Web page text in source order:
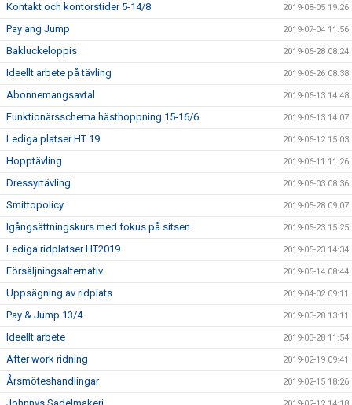
Kontakt och kontorstider 5-14/8 2019-08-05 19:26
Pay ang Jump 2019-07-04 11:56
Bakluckeloppis 2019-06-28 08:24
Ideellt arbete på tävling 2019-06-26 08:38
Abonnemangsavtal 2019-06-13 14:48
Funktionärsschema hästhoppning 15-16/6 2019-06-13 14:07
Lediga platser HT 19 2019-06-12 15:03
Hopptävling 2019-06-11 11:26
Dressyrtävling 2019-06-03 08:36
Smittopolicy 2019-05-28 09:07
Igångsättningskurs med fokus på sitsen 2019-05-23 15:25
Lediga ridplatser HT2019 2019-05-23 14:34
Försäljningsalternativ 2019-05-14 08:44
Uppsägning av ridplats 2019-04-02 09:11
Pay & Jump 13/4 2019-03-28 13:11
Ideellt arbete 2019-03-28 11:54
After work ridning 2019-02-19 09:41
Årsmöteshandlingar 2019-02-15 18:26